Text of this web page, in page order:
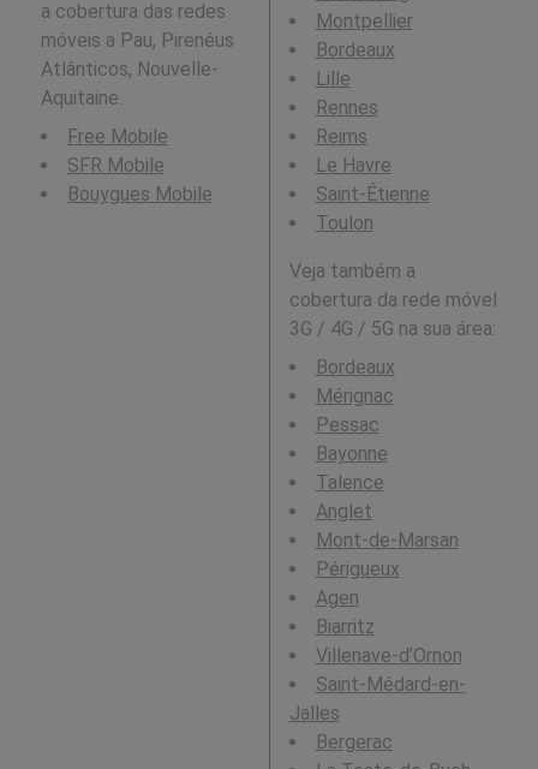
a cobertura das redes
móveis a Pau, Pirenéus
Atlânticos, Nouvelle-
Aquitaine.
Free Mobile
SFR Mobile
Bouygues Mobile
Montpellier
Bordeaux
Lille
Rennes
Reims
Le Havre
Saint-Étienne
Toulon
Veja também a
cobertura da rede móvel
3G / 4G / 5G na sua área:
Bordeaux
Mérignac
Pessac
Bayonne
Talence
Anglet
Mont-de-Marsan
Périgueux
Agen
Biarritz
Villenave-d’Ornon
Saint-Médard-en-
Jalles
Bergerac